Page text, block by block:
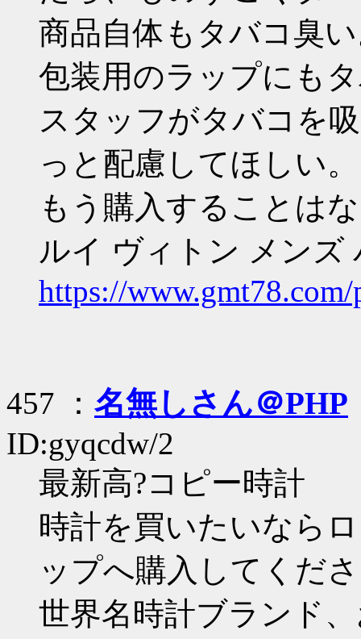
商品自体もタバコ臭
包装用のラップにも
スタッフがタバコを
っと配慮してほしい。
もう購入することは
ルイ ヴィトン メンズ
https://
457 ： 名無しさん＠PHP
ID:gyqcdw/2
最新高?コピー時計
時計を買いたいなら
ップへ購入してくだ
世界名時計ブランド